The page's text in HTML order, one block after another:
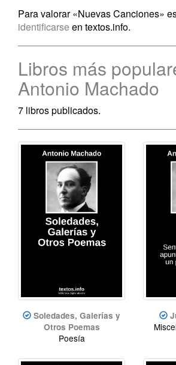
Para valorar «Nuevas Canciones»
identificarse en textos.info.
Libros más
Antonio Machado
7 libros publicados.
Soledades, Galerías y
Otros Poemas
Poesía